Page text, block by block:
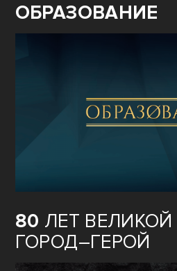
ОБРАЗОВАНИЕ
80 ЛЕТ
ГОРОД–ГЕРОЙ